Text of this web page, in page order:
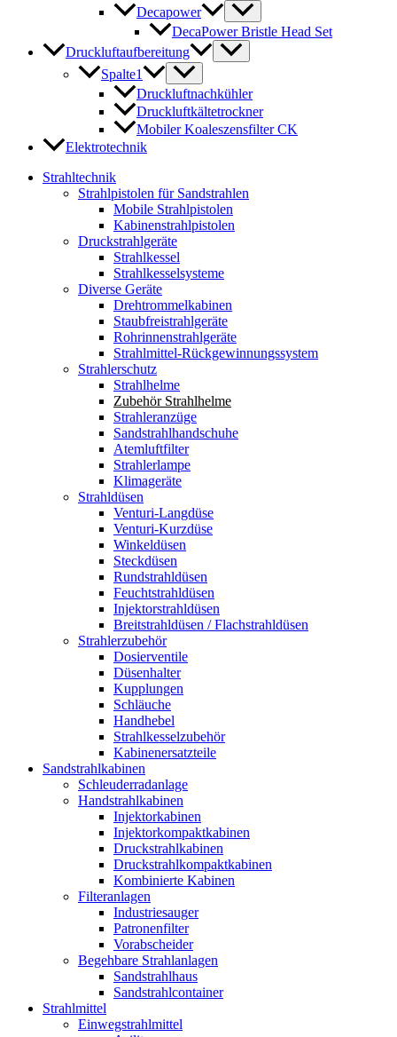
Decapower
DecaPower Bristle Head Set
Druckluftaufbereitung
Spalte1
Druckluftnachkühler
Druckluftkältetrockner
Mobiler Koaleszensfilter CK
Elektrotechnik
Strahltechnik
Strahlpistolen für Sandstrahlen
Mobile Strahlpistolen
Kabinenstrahlpistolen
Druckstrahlgeräte
Strahlkessel
Strahlkesselsysteme
Diverse Geräte
Drehtrommelkabinen
Staubfreistrahlgeräte
Rohrinnenstrahlgeräte
Strahlmittel-Rückgewinnungssystem
Strahlerschutz
Strahlhelme
Zubehör Strahlhelme
Strahleranzüge
Sandstrahlhandschuhe
Atemluftfilter
Strahlerlampe
Klimageräte
Strahldüsen
Venturi-Langdüse
Venturi-Kurzdüse
Winkeldüsen
Steckdüsen
Rundstrahldüsen
Feuchtstrahldüsen
Injektorstrahldüsen
Breitstrahldüsen / Flachstrahldüsen
Strahlerzubehör
Dosierventile
Düsenhalter
Kupplungen
Schläuche
Handhebel
Strahlkesselzubehör
Kabinenersatzteile
Sandstrahlkabinen
Schleuderradanlage
Handstrahlkabinen
Injektorkabinen
Injektorkompaktkabinen
Druckstrahlkabinen
Druckstrahlkompaktkabinen
Kombinierte Kabinen
Filteranlagen
Industriesauger
Patronenfilter
Vorabscheider
Begehbare Strahlanlagen
Sandstrahlhaus
Sandstrahlcontainer
Strahlmittel
Einwegstrahlmittel